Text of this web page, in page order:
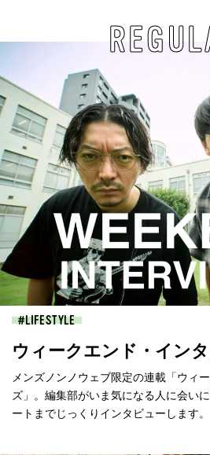
LIFESTYLE
ウィークエンド・イン
メンズノンノウェブ限定の連載「ウィ
ズ」。編集部がいま気になる人に会い
ートまでじっくりインタビューします。